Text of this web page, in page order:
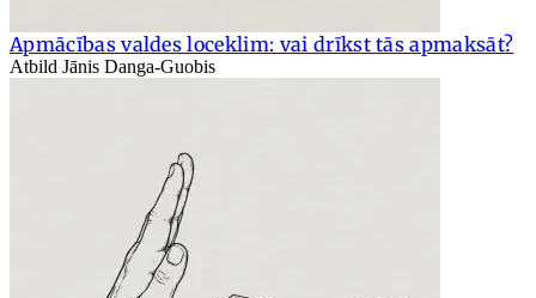
Apmācības valdes loceklim: vai drīkst tās apmaksāt?
Atbild Jānis Danga-Guobis